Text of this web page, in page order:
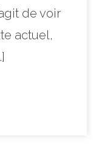
de voir
actuel,